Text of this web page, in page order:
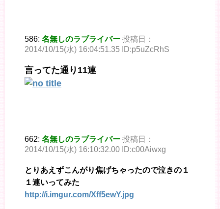
586: 名無しのラブライバー 投稿日：
2014/10/15(水) 16:04:51.35 ID:p5uZcRhS
言ってた通り11連
662: 名無しのラブライバー 投稿日：
2014/10/15(水) 16:10:32.00 ID:c00Aiwxg
とりあえずこんがり焦げちゃったので泣きの１
１連いってみた
http://i.imgur.com/Xff5ewY.jpg